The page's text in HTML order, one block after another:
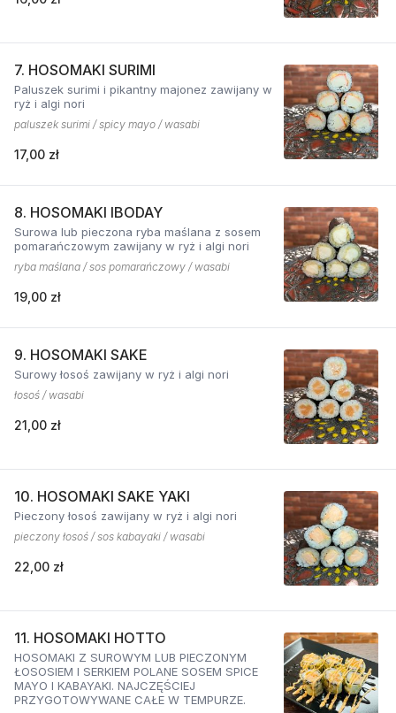
7. HOSOMAKI SURIMI
Paluszek surimi i pikantny majonez zawijany w
ryż i algi nori
paluszek surimi / spicy mayo / wasabi
17,00 zł
8. HOSOMAKI IBODAY
Surowa lub pieczona ryba maślana z sosem
pomarańczowym zawijany w ryż i algi nori
ryba maślana / sos pomarańczowy / wasabi
19,00 zł
9. HOSOMAKI SAKE
Surowy łosoś zawijany w ryż i algi nori
łosoś / wasabi
21,00 zł
10. HOSOMAKI SAKE YAKI
Pieczony łosoś zawijany w ryż i algi nori
pieczony łosoś / sos kabayaki / wasabi
22,00 zł
11. HOSOMAKI HOTTO
HOSOMAKI Z SUROWYM LUB PIECZONYM
ŁOSOSIEM I SERKIEM POLANE SOSEM SPICE
MAYO I KABAYAKI. NAJCZĘŚCIEJ
PRZYGOTOWYWANE CAŁE W TEMPURZE.